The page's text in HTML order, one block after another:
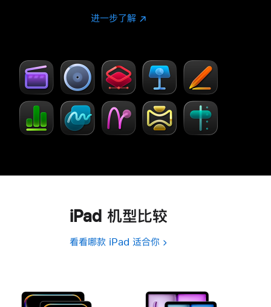
进一步了解 进
了
Creator Studio
(在
口
打
开)
iPad 机型比较
看看哪款 iPad 适合你